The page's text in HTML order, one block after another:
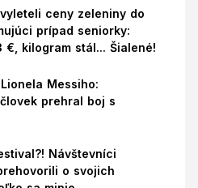
ceny zeleniny do
prípad seniorky:
€, kilogram stál... Šialené!
Messiho:
prehral boj s
Návštevníci
o svojich